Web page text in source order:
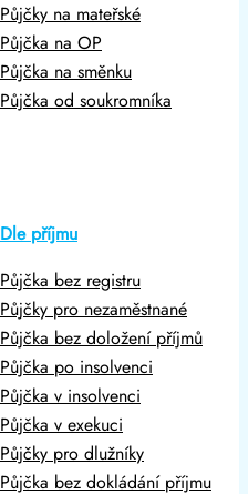
Půjčky na mateřské
Půjčka na OP
Půjčka na směnku
Půjčka od soukromníka
Dle příjmu
Půjčka bez registru
Půjčky pro nezaměstnané
Půjčka bez doložení příjmů
Půjčka po insolvenci
Půjčka v insolvenci
Půjčka v exekuci
Půjčky pro dlužníky
Půjčka bez dokládání příjmu